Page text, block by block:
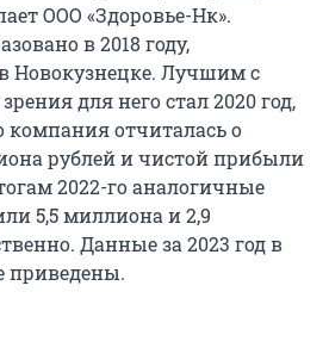
ООО «Здоровье-Нк».
в 2018 году,
Новокузнецке. Лучшим с
для него стал 2020 год,
компания отчиталась о
рублей и чистой прибыли
2022-го аналогичные
5,5 миллиона и 2,9
Данные за 2023 год в
приведены.